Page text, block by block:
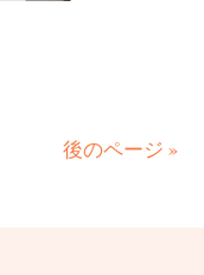
後のページ »